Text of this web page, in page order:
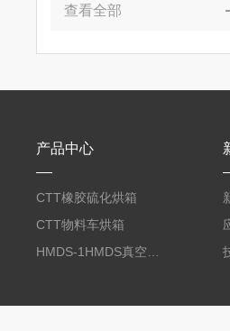
查看全部
产品中心
CTT橡胶硫化烘箱
CTT物料车烘箱